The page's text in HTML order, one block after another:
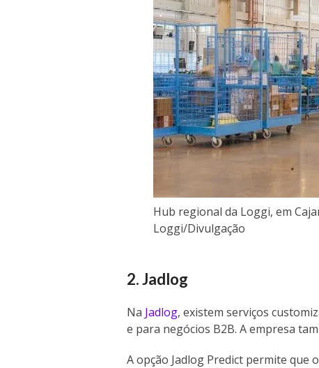
Hub regional da Loggi, em
Loggi/Divulgação
2. Jadlog
Na Jadlog, existem serviços
e para negócios B2B. A empresa
A opção Jadlog Predict permite que